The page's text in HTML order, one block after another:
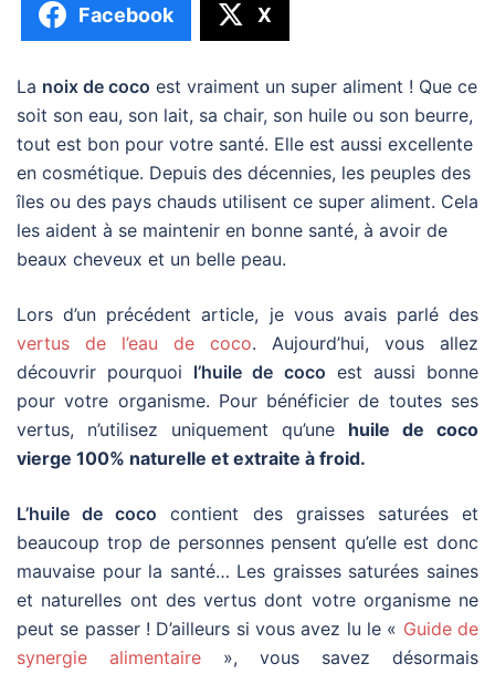
Facebook X
La noix de coco est vraiment un super aliment ! Que ce
soit son eau, son lait, sa chair, son huile ou son beurre,
tout est bon pour votre santé. Elle est aussi excellente
en cosmétique. Depuis des décennies, les peuples des
îles ou des pays chauds utilisent ce super aliment. Cela
les aident à se maintenir en bonne santé, à avoir de
beaux cheveux et un belle peau.
Lors d’un précédent article, je vous avais parlé des
vertus de l’eau de coco. Aujourd’hui, vous allez
découvrir pourquoi l’huile de coco est aussi bonne
pour votre organisme. Pour bénéficier de toutes ses
vertus, n’utilisez uniquement qu’une huile de coco
vierge 100% naturelle et extraite à froid.
L’huile de coco contient des graisses saturées et
beaucoup trop de personnes pensent qu’elle est donc
mauvaise pour la santé… Les graisses saturées saines
et naturelles ont des vertus dont votre organisme ne
peut se passer ! D’ailleurs si vous avez lu le « Guide de
synergie alimentaire », vous savez désormais